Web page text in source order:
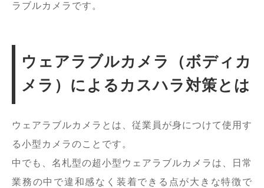
ラブルカメラです。
ウェアラブルカメラ（ボディカ
メラ）によるカスハラ対策とは
ウェアラブルカメラとは、従業員が身につけて使用す
る小型カメラのことです。
中でも、名札型の超小型ウェアラブルカメラは、日常
業務の中で違和感なく装着できる点が大きな特徴で